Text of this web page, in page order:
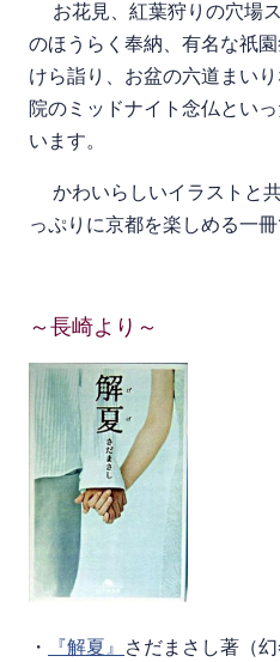
お花見、紅葉狩りの穴場
のほうらく奉納、有名な祇
けら詣り、お盆の六道まい
院のミッドナイト念仏とい
います。
かわいらしいイラストと
っぷりに京都を楽しめる一冊
～長崎より～
・ 『解夏』 さだまさし著（幻